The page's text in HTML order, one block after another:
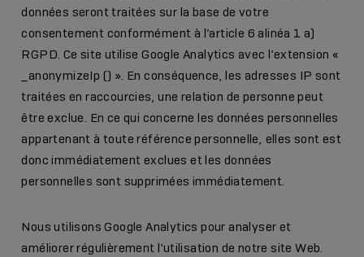
données seront traitées sur la base de votre
consentement conformément à l’article 6 alinéa 1 a)
RGPD. Ce site utilise Google Analytics avec l’extension «
_anonymizeIp () ». En conséquence, les adresses IP sont
traitées en raccourcies, une relation de personne peut
être exclue. En ce qui concerne les données personnelles
appartenant à toute référence personnelle, elles sont est
donc immédiatement exclues et les données
personnelles sont supprimées immédiatement.
Nous utilisons Google Analytics pour analyser et
améliorer régulièrement l’utilisation de notre site Web.